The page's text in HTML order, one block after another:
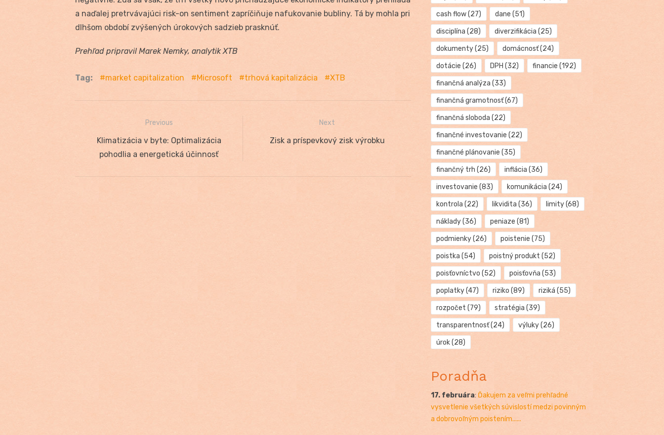
a naďalej pretrvávajúci risk-on sentiment zapríčiňuje nafukovanie bubliny. Tá by mohla pri
dlhšom období zvýšených úrokových sadzieb prasknúť.
Prehľad pripravil Marek Nemky, analytik XTB
Tag: market capitalization Microsoft trhová kapitalizácia XTB
Navigácia
Previous
Previous
post:
Klimatizácia v byte: Optimalizácia
pohodlia a energetická účinnosť
Next
Next
Zisk a príspevkový zisk výrobku
cash flow(27) dane (51)
disciplína (28) diverzifikácia (25)
dokumenty(25) domácnosť(24)
dotácie (26) DPH (32) financie (192)
finančná analýza (33)
finančná gramotnosť(67)
finančná sloboda (22)
finančné investovanie (22)
finančné plánovanie (35)
finančný trh (26) inflácia (36)
investovanie (83) komunikácia (24)
kontrola (22) likvidita (36) limity(68)
náklady(36) peniaze (81)
podmienky(26) poistenie (75)
poistka (54) poistný produkt (52)
poisťovníctvo (52) poisťovňa (53)
poplatky(47) riziko (89) riziká (55)
rozpočet (79) stratégia (39)
transparentnosť(24) výluky(26)
úrok(28)
Poradňa
17. februára: Ďakujem za veľmi prehľadné
vysvetlenie všetkých súvislostí medzi povinným
a dobrovoľným poistením......